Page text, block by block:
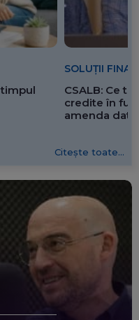
SOLUȚII
CSALB: Ce
credite în
amenda
Citește toate...